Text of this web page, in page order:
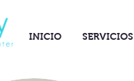
INICIO SERVICIOS